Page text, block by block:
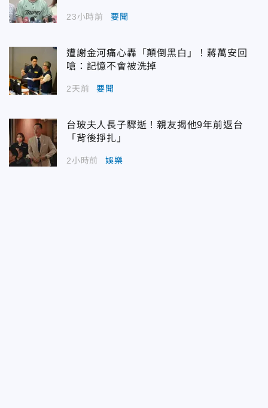
23小時前 要聞
遭謝金河痛心轟「顛倒黑白」！蔣萬安回
嗆：記憶不會被洗掉
2天前 要聞
台玻夫人長子驟逝！親友揭他9年前返台
「背後掙扎」
2小時前 娛樂